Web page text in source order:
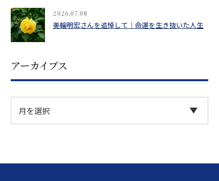
2026.07.08
美輪明宏さんを追悼して｜命運を生き抜いた人生
アーカイブス